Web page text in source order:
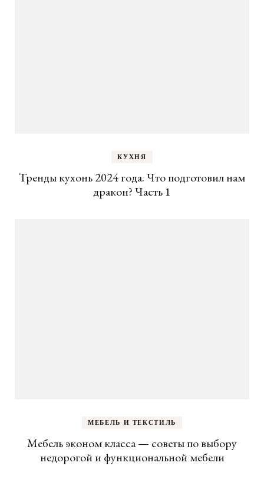
КУХНЯ
Тренды кухонь 2024 года. Что подготовил нам
дракон? Часть 1
МЕБЕЛЬ И ТЕКСТИЛЬ
Мебель эконом класса — советы по выбору
недорогой и функциональной мебели